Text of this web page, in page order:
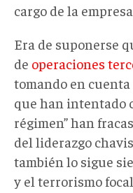
cargo de la
Era de suponerse
de operaciones
tomando en
que han intentado
régimen” han
del liderazgo
también lo sigue
y el terrorismo